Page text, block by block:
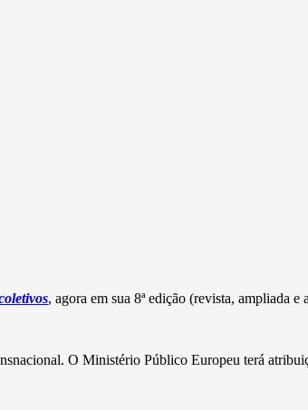
, agora em sua 8ª edição (revista, ampliada
O Ministério Público Europeu terá